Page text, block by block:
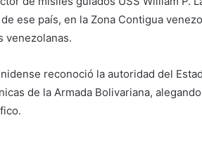
ese país, en la Zona Contigua
venezolanas.
reconoció la autoridad del
de la Armada Bolivariana,